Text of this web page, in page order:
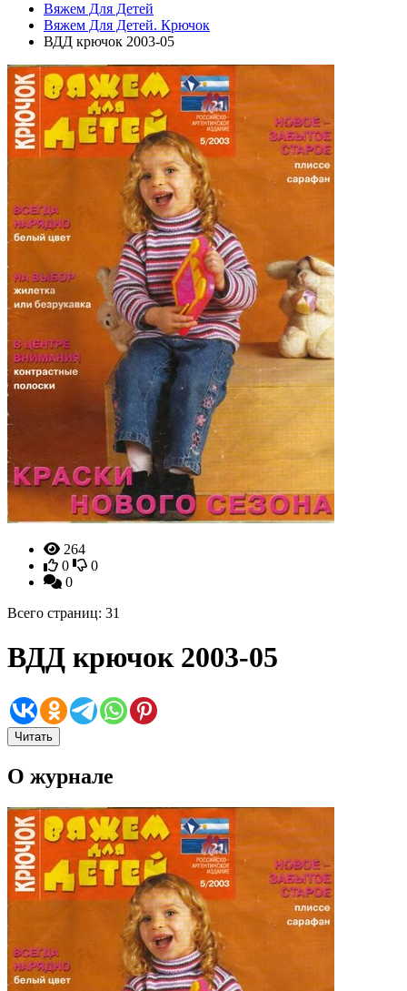
Вяжем Для Детей
Вяжем Для Детей. Крючок
ВДД крючок 2003-05
264
0
0
0
Всего страниц: 31
ВДД крючок 2003-05
Читать
О журнале